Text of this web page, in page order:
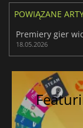
POWIĄZANE
18.05.2026